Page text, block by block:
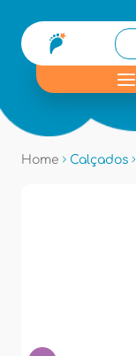
Home Calçados